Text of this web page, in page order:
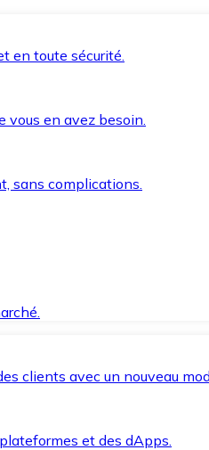
en toute sécurité.
vous en avez besoin.
sans complications.
clients avec un nouveau
et des dApps.